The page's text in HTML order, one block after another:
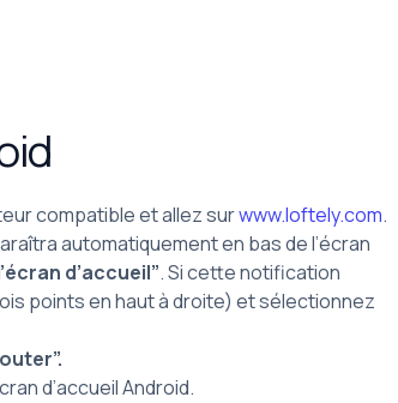
compatible et allez surwww.loftely.com.
automatiquement en bas de l’écran
d’accueil”. Si cette notification
points en haut à droite) et sélectionnez
d’accueil Android.